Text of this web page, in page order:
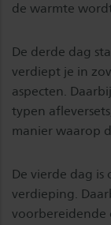
de warmte
De derde dag
verdiept je in
aspecten.
typen
manier waarop
De vierde dag
verdieping.
voorbereidende